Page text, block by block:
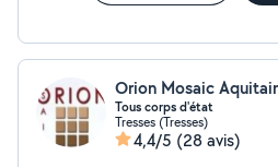
Orion Mosaic
Tous corps d'état
Tresses (Tresses)
4,4/5 (28 avis)